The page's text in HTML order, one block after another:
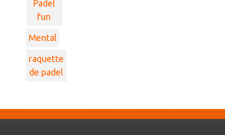
Padel
fun
Mental
raquette
de padel